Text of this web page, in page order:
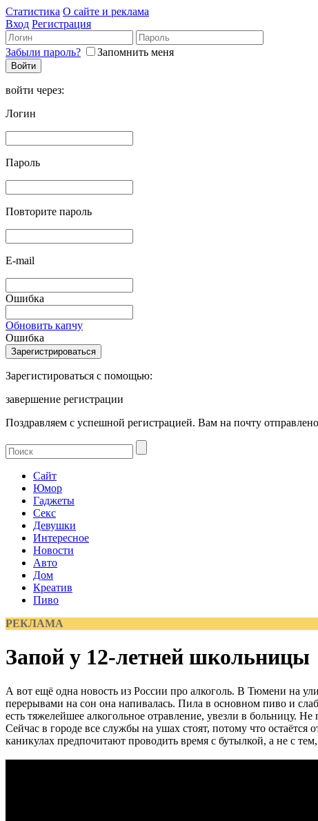
Статистика О сайте и реклама
Вход Регистрация
Забыли пароль? Запомнить меня
войти через:
Логин
Пароль
Повторите пароль
E-mail
Ошибка
Обновить капчу
Ошибка
Зарегистироваться с помощью:
завершение регистрации
Поздравляем с успешной регистрацией. Вам на почту
Сайт
Юмор
Гаджеты
Секс
Девушки
Интересное
Новости
Авто
Дом
Креатив
Пиво
РЕКЛАМА
Запой у 12-летней школьницы
А вот ещё одна новость из России про алкоголь. В Тюмени на
перерывами на сон она напивалась. Пила в основном пиво и
есть тяжелейшее алкогольное отравление, увезли в больницу.
Сейчас в городе все службы на ушах стоят, потому что
каникулах предпочитают проводить время с бутылкой, а не с